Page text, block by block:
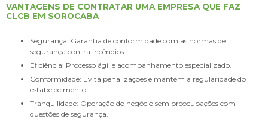
VANTAGENS DE CONTRATAR UMA EMPRESA QUE FAZ
CLCB EM SOROCABA
Segurança: Garantia de conformidade com as normas de
segurança contra incêndios.
Eficiência: Processo ágil e acompanhamento especializado.
Conformidade: Evita penalizações e mantém a regularidade do
estabelecimento.
Tranquilidade: Operação do negócio sem preocupações com
questões de segurança.